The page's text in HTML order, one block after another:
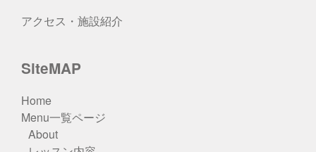
アクセス・施設紹介
SiteMAP
Home
Menu一覧ページ
About